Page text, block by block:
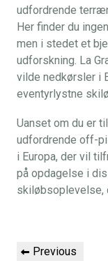
udfordrende
Her finder du
men i stedet et
udforskning. La
vilde nedkørsler i
eventyrlystne
Uanset om du er
udfordrende off-
i Europa, der vil
på opdagelse i
skiløbsoplevelse,
Previous
Previous